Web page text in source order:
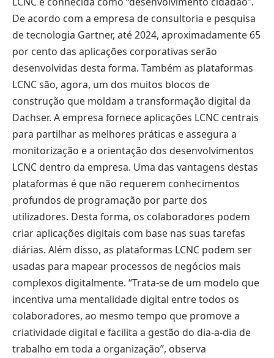
De acordo com a empresa de consultoria e pesquisa
de tecnologia Gartner, até 2024, aproximadamente 65
por cento das aplicações corporativas serão
desenvolvidas desta forma. Também as plataformas
LCNC são, agora, um dos muitos blocos de
construção que moldam a transformação digital da
Dachser. A empresa fornece aplicações LCNC centrais
para partilhar as melhores práticas e assegura a
monitorização e a orientação dos desenvolvimentos
LCNC dentro da empresa. Uma das vantagens destas
plataformas é que não requerem conhecimentos
profundos de programação por parte dos
utilizadores. Desta forma, os colaboradores podem
criar aplicações digitais com base nas suas tarefas
diárias. Além disso, as plataformas LCNC podem ser
usadas para mapear processos de negócios mais
complexos digitalmente. “Trata-se de um modelo que
incentiva uma mentalidade digital entre todos os
colaboradores, ao mesmo tempo que promove a
criatividade digital e facilita a gestão do dia-a-dia de
trabalho em toda a organização”, observa